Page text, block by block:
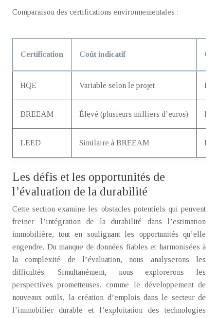
Comparaison des certifications environnementales :
Certification Coût indicatif
HQE Variable selon le projet
BREEAM Élevé (plusieurs milliers d’euros)
LEED Similaire à BREEAM
Les défis et les opportunités de
l’évaluation de la durabilité
Cette section examine les obstacles potentiels qui peuvent
freiner l’intégration de la durabilité dans l’estimation
immobilière, tout en soulignant les opportunités qu’elle
engendre. Du manque de données fiables et harmonisées à
la complexité de l’évaluation, nous analyserons les
difficultés. Simultanément, nous explorerons les
perspectives prometteuses, comme le développement de
nouveaux outils, la création d’emplois dans le secteur de
l’immobilier durable et l’exploitation des technologies